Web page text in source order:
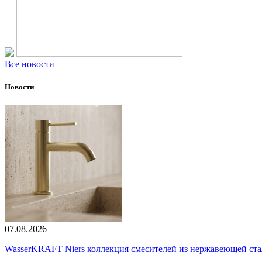
Все новости
Новости
07.08.2026
WasserKRAFT Niers коллекция смесителей из нержавеющей